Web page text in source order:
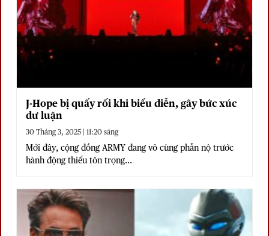
J-Hope bị quấy rối khi biểu diễn, gây bức xúc
dư luận
30 Tháng 3, 2025 | 11:20 sáng
Mới đây, cộng đồng ARMY đang vô cùng phẫn nộ trước
hành động thiếu tôn trọng...